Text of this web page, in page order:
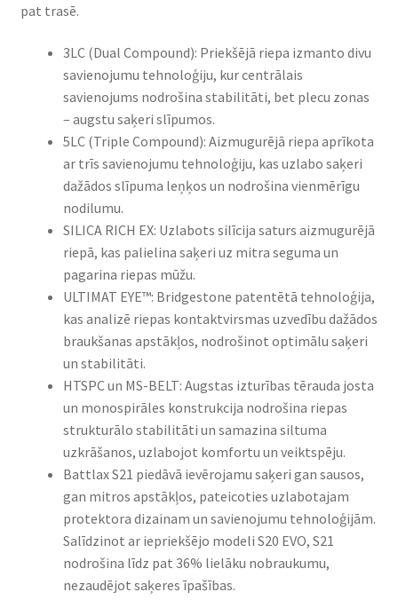
pat trasē.
3LC (Dual Compound): Priekšējā riepa izmanto divu
savienojumu tehnoloģiju, kur centrālais
savienojums nodrošina stabilitāti, bet plecu zonas
– augstu saķeri slīpumos.​
5LC (Triple Compound): Aizmugurējā riepa aprīkota
ar trīs savienojumu tehnoloģiju, kas uzlabo saķeri
dažādos slīpuma leņķos un nodrošina vienmērīgu
nodilumu.​
SILICA RICH EX: Uzlabots silīcija saturs aizmugurējā
riepā, kas palielina saķeri uz mitra seguma un
pagarina riepas mūžu.​
ULTIMAT EYE™: Bridgestone patentētā tehnoloģija,
kas analizē riepas kontaktvirsmas uzvedību dažādos
braukšanas apstākļos, nodrošinot optimālu saķeri
un stabilitāti.​
HTSPC un MS-BELT: Augstas izturības tērauda josta
un monospirāles konstrukcija nodrošina riepas
strukturālo stabilitāti un samazina siltuma
uzkrāšanos, uzlabojot komfortu un veiktspēju.​
Battlax S21 piedāvā ievērojamu saķeri gan sausos,
gan mitros apstākļos, pateicoties uzlabotajam
protektora dizainam un savienojumu tehnoloģijām.
Salīdzinot ar iepriekšējo modeli S20 EVO, S21
nodrošina līdz pat 36% lielāku nobraukumu,
nezaudējot saķeres īpašības.